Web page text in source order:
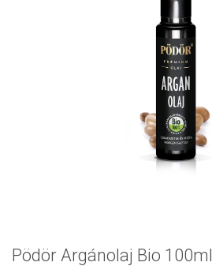
Pödör Argánolaj Bio 100ml